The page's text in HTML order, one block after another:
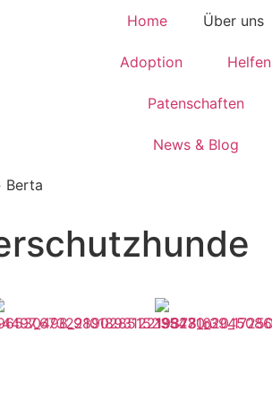
Home Über uns
Adoption Helfen
Patenschaften
News & Blog
Berta